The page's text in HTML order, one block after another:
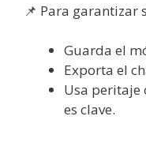
📌 Para garantizar
Guarda el
Exporta el
Usa peritaje
es clave.